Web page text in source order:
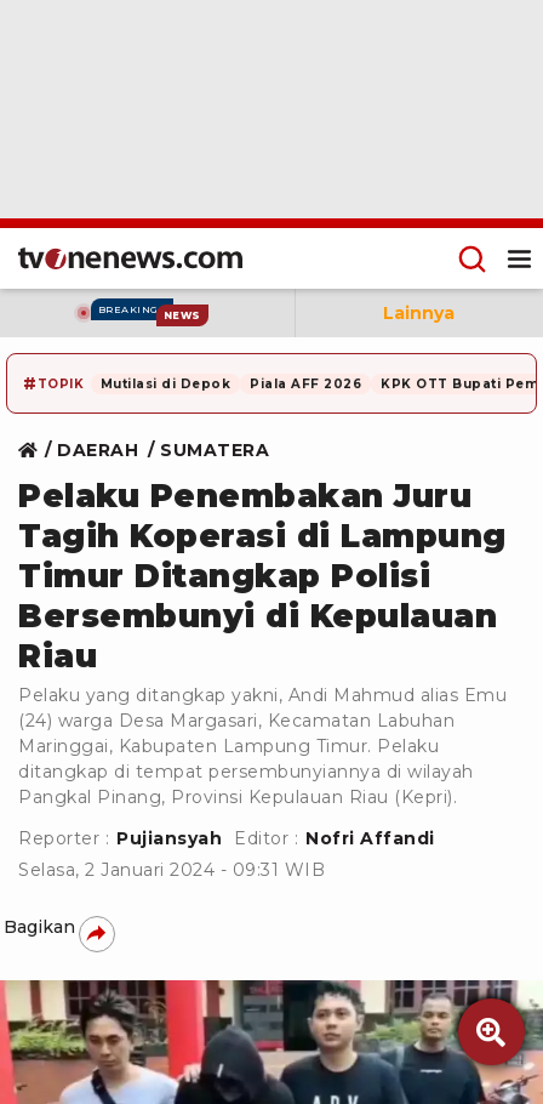
BREAKING NEWS Lainnya
# TOPIK Mutilasi di Depok Piala AFF 2026 KPK OTT Bupati
DAERAH SUMATERA
Pelaku Penembakan Juru
Tagih Koperasi di Lampung
Timur Ditangkap Polisi
Bersembunyi di Kepulauan
Riau
Pelaku yang ditangkap yakni, Andi Mahmud alias Emu
(24) warga Desa Margasari, Kecamatan Labuhan
Maringgai, Kabupaten Lampung Timur. Pelaku
ditangkap di tempat persembunyiannya di wilayah
Pangkal Pinang, Provinsi Kepulauan Riau (Kepri).
Reporter : Pujiansyah Editor : Nofri Affandi
Selasa, 2 Januari 2024 - 09:31 WIB
Bagikan
